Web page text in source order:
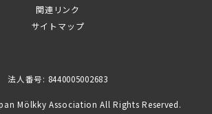
関連リンク
サイトマップ
法人番号: 8440005002683
Mölkky Association All Rights Reserved.